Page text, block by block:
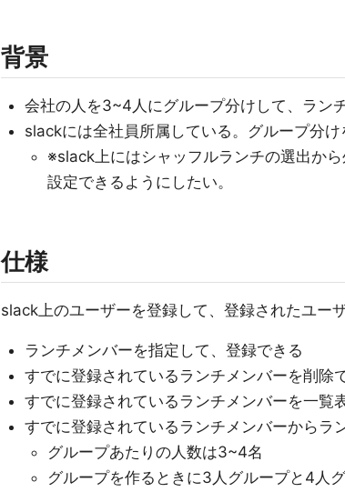
背景
会社の人を3~4人にグループ分けして、ラン
slackには全社員所属している。グループ分け
※slack上にはシャッフルランチの選出か
設定できるようにしたい。
仕様
slack上のユーザーを登録して、登録されたユー
ランチメンバーを指定して、登録できる
すでに登録されているランチメンバーを削除
すでに登録されているランチメンバーを一覧
すでに登録されているランチメンバーからラ
グループあたりの人数は3~4名
グループを作るときに3人グループと4人